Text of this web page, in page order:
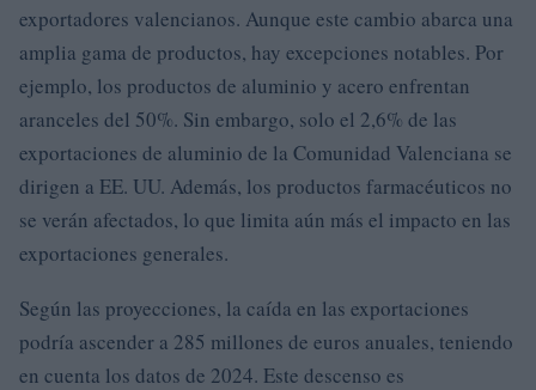
exportadores valencianos. Aunque este cambio abarca una
amplia gama de productos, hay excepciones notables. Por
ejemplo, los productos de aluminio y acero enfrentan
aranceles del 50%. Sin embargo, solo el 2,6% de las
exportaciones de aluminio de la Comunidad Valenciana se
dirigen a EE. UU. Además, los productos farmacéuticos no
se verán afectados, lo que limita aún más el impacto en las
exportaciones generales.
Según las proyecciones, la caída en las exportaciones
podría ascender a 285 millones de euros anuales, teniendo
en cuenta los datos de 2024. Este descenso es